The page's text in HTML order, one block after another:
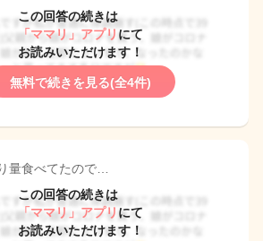
この回答の続きは
「ママリ」アプリ にて
お読みいただけます！
無料で続きを見る(全4件)
量食べてたので…
この回答の続きは
「ママリ」アプリ にて
お読みいただけます！